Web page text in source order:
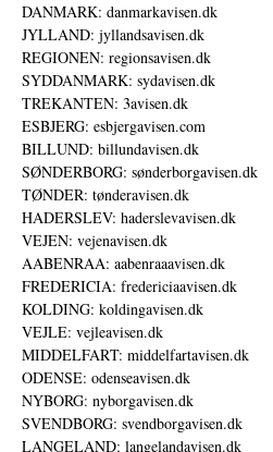
DANMARK: danmarkavisen.dk
JYLLAND: jyllandsavisen.dk
REGIONEN: regionsavisen.dk
SYDDANMARK: sydavisen.dk
TREKANTEN: 3avisen.dk
ESBJERG: esbjergavisen.com
BILLUND: billundavisen.dk
SØNDERBORG: sønderborgavisen.dk
TØNDER: tønderavisen.dk
HADERSLEV: haderslevavisen.dk
VEJEN: vejenavisen.dk
AABENRAA: aabenraaavisen.dk
FREDERICIA: fredericiaavisen.dk
KOLDING: koldingavisen.dk
VEJLE: vejleavisen.dk
MIDDELFART: middelfartavisen.dk
ODENSE: odenseavisen.dk
NYBORG: nyborgavisen.dk
SVENDBORG: svendborgavisen.dk
LANGELAND: langelandavisen.dk